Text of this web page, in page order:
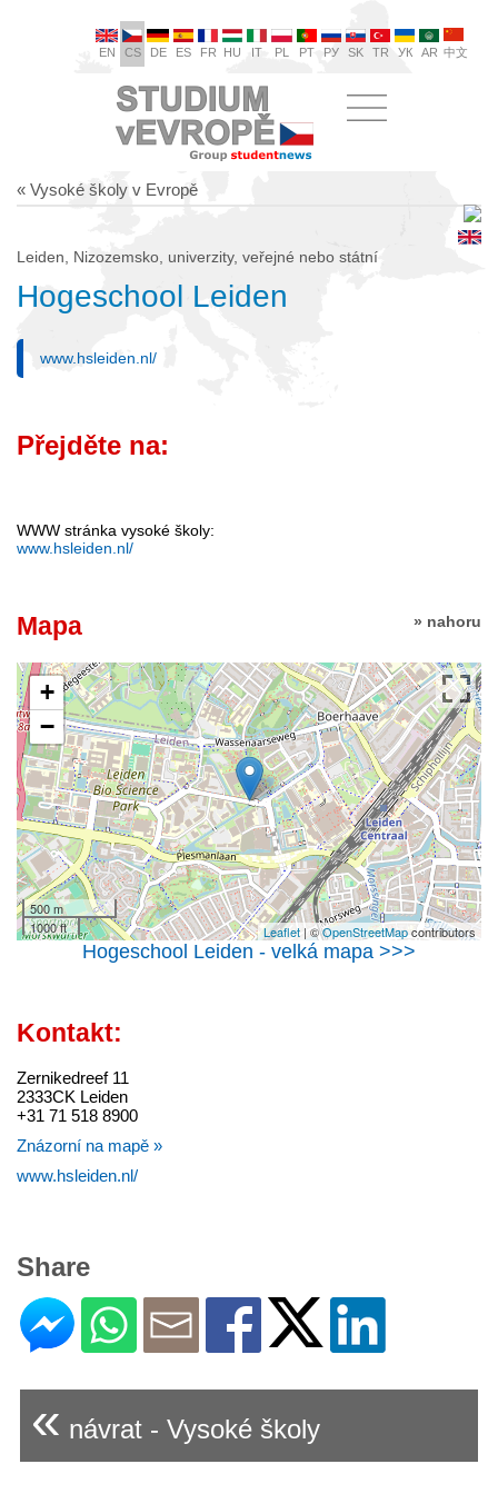
EN CS DE ES FR HU IT PL PT РУ SK TR УК AR 中文
« Vysoké školy v Evropě
Leiden, Nizozemsko, univerzity, veřejné nebo státní
Hogeschool Leiden
www.hsleiden.nl/
Přejděte na:
WWW stránka vysoké školy:
www.hsleiden.nl/
» nahoru
Mapa
+
−
500 m
1000 ft
Leaflet | ©OpenStreetMapcontributors
Hogeschool Leiden - velká mapa >>>
Kontakt:
Zernikedreef 11
2333CK Leiden
+31 71 518 8900
Znázorní na mapě »
www.hsleiden.nl/
Share
« návrat - Vysoké školy